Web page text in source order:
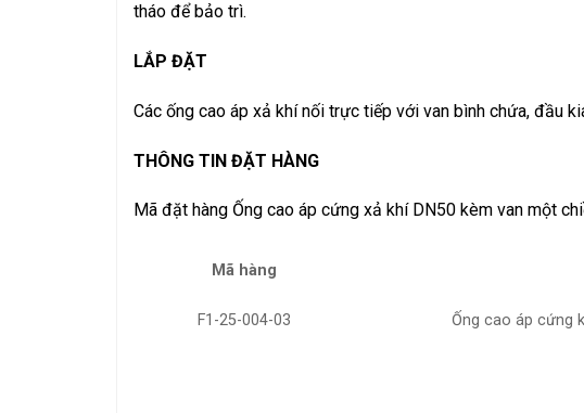
tháo để bảo trì.
LẮP ĐẶT
Các ống cao áp xả khí nối trực tiếp với van bình chứa, đầu
THÔNG TIN ĐẶT HÀNG
Mã đặt hàng Ống cao áp cứng xả khí DN50 kèm van một
Mã hàng
F1-25-004-03 Ống cao áp cứng